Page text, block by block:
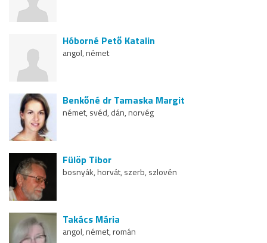
Hóborné Pető Katalin
angol, német
Benkőné dr Tamaska Margit
német, svéd, dán, norvég
Fülöp Tibor
bosnyák, horvát, szerb, szlovén
Takács Mária
angol, német, román